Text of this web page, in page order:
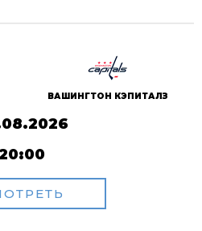
ВАШИНГТОН КЭПИТАЛЗ